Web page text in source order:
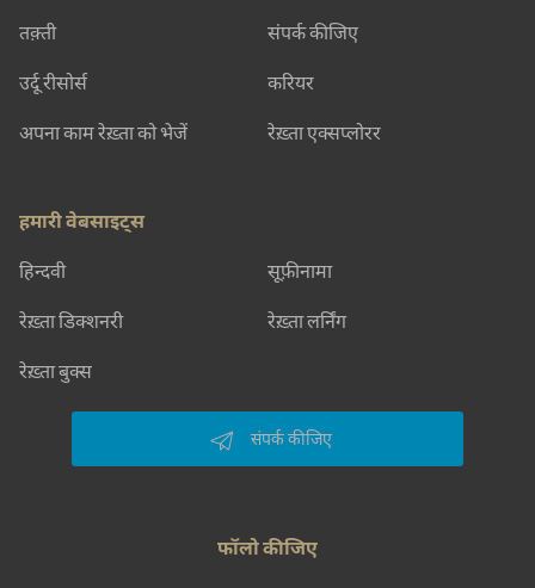
तक़्ती
उर्दू रीसोर्स
अपना काम रेख़्ता को भेजें
संपर्क कीजिए
करियर
रेख़्ता एक्सप्लोरर
हमारी वेबसाइट्स
हिन्दवी सूफ़ीनामा
रेख़्ता डिक्शनरी रेख़्ता लर्निंग
रेख़्ता बुक्स
संपर्क कीजिए
फॉलो कीजिए